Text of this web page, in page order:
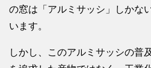
の窓は「アルミサッシ」しかな
います。
しかし、このアルミサッシの普